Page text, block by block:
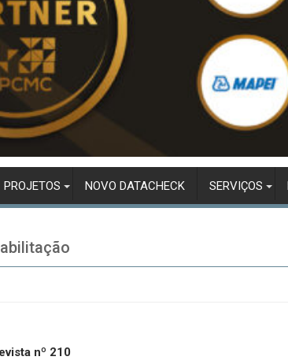
PROJETOS NOVO DATACHECK SERVIÇOS
nº 210